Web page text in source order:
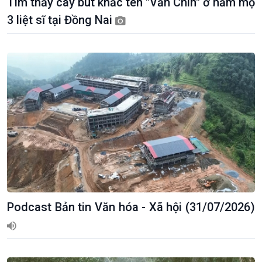
3 liệt sĩ tại Đồng Nai
Podcast Bản tin Văn hóa - Xã hội (31/07/2026)